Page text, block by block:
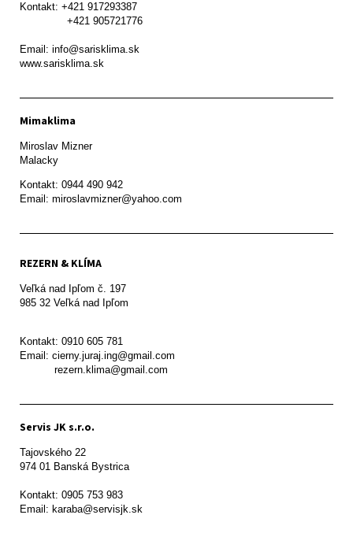
Kontakt: +421 917293387
Email: info@sarisklima.sk
www.sarisklima.sk
Mimaklima
Miroslav Mizner
Malacky
Kontakt: 0944 490 942
REZERN & KLÍMA
Veľká nad Ipľom č. 197
985 32 Veľká nad Ipľom
Kontakt: 0910 605 781
Email: cierny.juraj.ing@gmail.com
           rezern.klima@gmail.com
Servis JK s.r.o.
Tajovského 22
974 01 Banská Bystrica
Kontakt: 0905 753 983
Email: karaba@servisjk.sk